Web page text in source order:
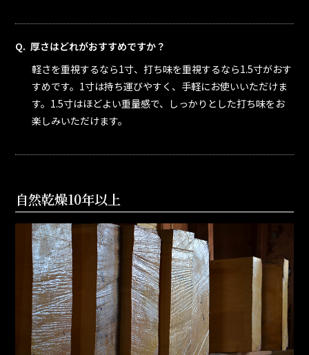
厚さはどれがおすすめですか？
軽さを重視するなら1寸、打ち味を重視するなら1.5寸がおす
すめです。1寸は持ち運びやすく、手軽にお使いいただけま
す。1.5寸はほどよい重量感で、しっかりとした打ち味をお
楽しみいただけます。
自然乾燥10年以上